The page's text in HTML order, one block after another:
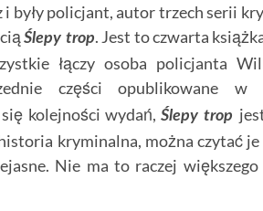
były policjant, autor trzech serii
Ślepy trop. Jest to czwarta
łączy osoba policjanta
części opublikowane
kolejności wydań,Ślepy trop
kryminalna, można czytać
Nie ma to raczej